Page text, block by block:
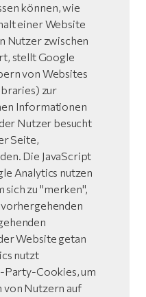
können, wie
einer Website
Nutzer zwischen
stellt Google
von Websites
zur
Informationen
Nutzer besucht
Seite,
Die JavaScript
Analytics nutzen
sich zu "merken",
Website getan
nutzt
Party-Cookies, um
Nutzern auf